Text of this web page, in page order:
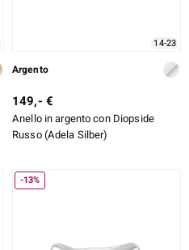
14-23
Argento
149,- €
Anello in argento con Diopside
Russo (Adela Silber)
-13%